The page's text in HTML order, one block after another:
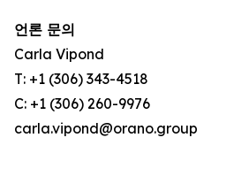
언론 문의
Carla Vipond
T: +1 (306) 343-4518
C: +1 (306) 260-9976
carla.vipond@orano.group